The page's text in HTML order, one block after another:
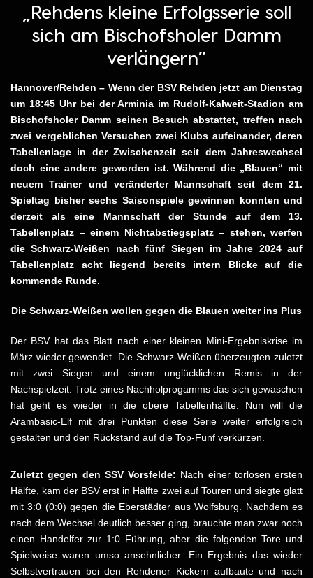
„Rehdens kleine Erfolgsserie soll
sich am Bischofsholer Damm
verlängern”
Hannover/Rehden – Wenn der BSV Rehden jetzt am Dienstag
um 18:45 Uhr bei der Arminia im Rudolf-Kalweit-Stadion am
Bischofsholer Damm seinen Besuch abstattet, treffen nach
zwei vergeblichen Versuchen zwei Klubs aufeinander, deren
Tabellenlage in der Zwischenzeit seit dem Jahreswechsel
doch eine andere geworden ist. Während die „Blauen“ mit
neuem Trainer und veränderter Mannschaft seit dem 21.
Spieltag bisher sechs Saisonspiele gewinnen konnten und
derzeit als eine Mannschaft der Stunde auf dem 13.
Tabellenplatz – einem Nichtabstiegsplatz – stehen, werfen
die Schwarz-Weißen nach fünf Siegen im Jahre 2024 auf
Tabellenplatz acht liegend bereits intern Blicke auf die
kommende Runde.
Die Schwarz-Weißen wollen gegen die Blauen weiter ins Plus
Der BSV hat das Blatt nach einer kleinen Mini-Ergebniskrise im
März wieder gewendet. Die Schwarz-Weißen überzeugten zuletzt
mit zwei Siegen und einem unglücklichen Remis in der
Nachspielzeit. Trotz eines Nachholprogamms das sich gewaschen
hat geht es wieder in die obere Tabellenhälfte. Nun will die
Arambasic-Elf mit drei Punkten diese Serie weiter erfolgreich
gestalten und den Rückstand auf die Top-Fünf verkürzen.
Zuletzt gegen den SSV Vorsfelde: Nach einer torlosen ersten
Hälfte, kam der BSV erst in Hälfte zwei auf Touren und siegte glatt
mit 3:0 (0:0) gegen die Eberstädter aus Wolfsburg. Nachdem es
nach dem Wechsel deutlich besser ging, brauchte man zwar noch
einen Handelfer zur 1:0 Führung, aber die folgenden Tore und
Spielweise waren umso ansehnlicher. Ein Ergebnis das wieder
Selbstvertrauen bei den Rehdener Kickern aufbaute und nach